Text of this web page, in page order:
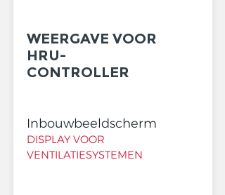
WEERGAVE VOOR
HRU-
CONTROLLER
Inbouwbeeldscherm
DISPLAY VOOR
VENTILATIESYSTEMEN